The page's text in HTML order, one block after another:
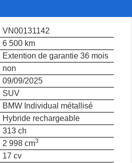
VN00131142
6 500 km
Extention de garantie 36 mois
non
09/09/2025
SUV
BMW Individual métallisé
Hybride rechargeable
313 ch
2 998 cm3
17 cv